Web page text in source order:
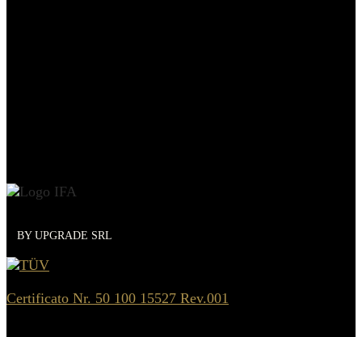
BY UPGRADE SRL
Certificato Nr. 50 100 15527 Rev.001